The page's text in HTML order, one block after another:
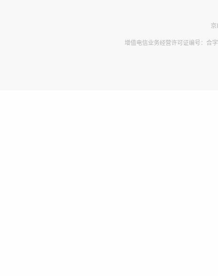
增值电信业务经营许可证编号：合